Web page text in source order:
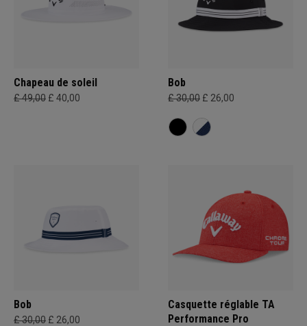
Chapeau de soleil
£ 49,00 £ 40,00
Bob
£ 30,00 £ 26,00
Bob
£ 30,00 £ 26,00
Casquette réglable TA
Performance Pro